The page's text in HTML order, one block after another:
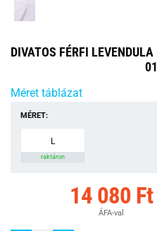
DIVATOS FÉRFI
Méret táblázat
MÉRET:
L
raktáron
14 080 Ft
ÁFA-val